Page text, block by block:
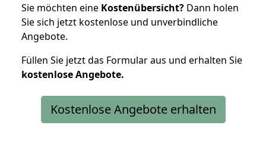
Sie möchten eine Kostenübersicht? Dann holen
Sie sich jetzt kostenlose und unverbindliche
Angebote.
Füllen Sie jetzt das Formular aus und erhalten Sie
kostenloseAngebote.
Kostenlose Angebote erhalten